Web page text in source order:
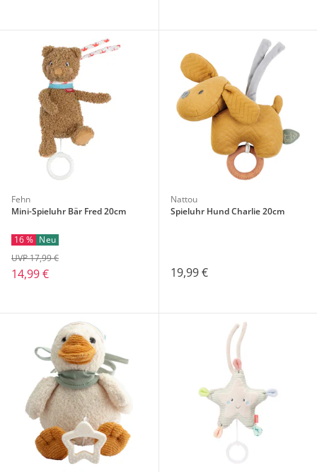
Fehn
Mini-Spieluhr Bär Fred 20cm
16 % Neu
14,99 €
UVP 17,99 €
Nattou
Spieluhr Hund Charlie 20cm
19,99 €